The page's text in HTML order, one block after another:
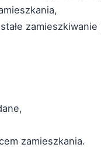
zamieszkania.